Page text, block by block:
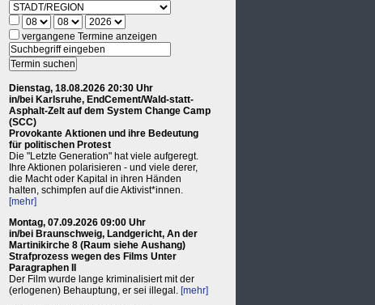
vergangene Termine anzeigen
Dienstag, 18.08.2026 20:30 Uhr
in/bei Karlsruhe, EndCement/Wald-statt-
Asphalt-Zelt auf dem System Change Camp
(SCC)
Provokante Aktionen und ihre Bedeutung
für politischen Protest
Die "Letzte Generation" hat viele aufgeregt.
Ihre Aktionen polarisieren - und viele derer,
die Macht oder Kapital in ihren Händen
halten, schimpfen auf die Aktivist*innen.
[mehr]
Montag, 07.09.2026 09:00 Uhr
in/bei Braunschweig, Landgericht, An der
Martinikirche 8 (Raum siehe Aushang)
Strafprozess wegen des Films Unter
Paragraphen II
Der Film wurde lange kriminalisiert mit der
(erlogenen) Behauptung, er sei illegal. [mehr]